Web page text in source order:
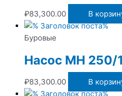
₽83,300.00 В
Буровые
Насос МН 250/
₽83,300.00 В